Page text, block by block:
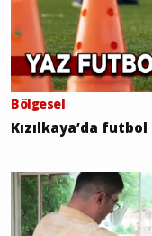
Bölgesel
Kızılkaya’da